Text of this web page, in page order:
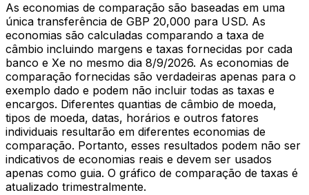
As economias de comparação são baseadas em uma
única transferência de GBP 20,000 para USD. As
economias são calculadas comparando a taxa de
câmbio incluindo margens e taxas fornecidas por cada
banco e Xe no mesmo dia 8/9/2026. As economias de
comparação fornecidas são verdadeiras apenas para o
exemplo dado e podem não incluir todas as taxas e
encargos. Diferentes quantias de câmbio de moeda,
tipos de moeda, datas, horários e outros fatores
individuais resultarão em diferentes economias de
comparação. Portanto, esses resultados podem não ser
indicativos de economias reais e devem ser usados
apenas como guia. O gráfico de comparação de taxas é
atualizado trimestralmente.